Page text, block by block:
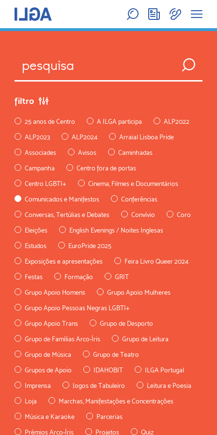
filtro
25 anos de Centro A ILGA participa
ALP2022
ALP2023
ALP2024
Arraial Lisboa Pride
Associades
Avisos
Caminhadas
Campanha
Centro fora de portas
Centro LGBTI+
Cinema, Filmes e Documentários
Comunicados e Manifestos
Conferências
Conversas, Tertúlias e Debates
Convívio
Coro
Eleições
English Evenings / Noites Inglesas
Estudos
EuroPride 2025
Exposições e apresentações
Feira Livro Queer 2024
Festas
Formação
GRIT
Grupo Apoio Homens
Grupo Apoio Mulheres
Grupo Apoio Pessoas Negras LGBTI+
Grupo Apoio Trans
Grupo de Desporto
Grupo de Famílias Arco-Íris
Grupo de Leitura
Grupo de Música
Grupo de Teatro
Grupos de Apoio
IDAHOBIT
ILGA Portugal
Imprensa
Jogos de Tabuleiro
Leitura e Poesia
Loja
Marchas, Manifestações e Concentrações
Música e Karaoke
Parcerias
Prémios Arco-Íris
Projetos
Quiz